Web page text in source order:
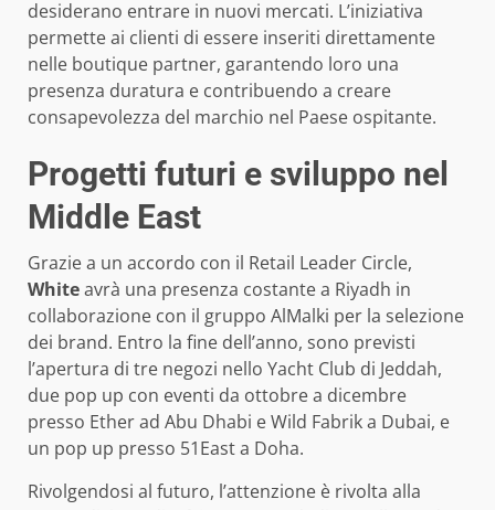
desiderano entrare in nuovi mercati. L’iniziativa
permette ai clienti di essere inseriti direttamente
nelle boutique partner, garantendo loro una
presenza duratura e contribuendo a creare
consapevolezza del marchio nel Paese ospitante.
Progetti futuri e sviluppo nel
Middle East
Grazie a un accordo con il Retail Leader Circle,
Whiteavrà una presenza costante a Riyadh in
collaborazione con il gruppo AlMalki per la selezione
dei brand. Entro la fine dell’anno, sono previsti
l’apertura di tre negozi nello Yacht Club di Jeddah,
due pop up con eventi da ottobre a dicembre
presso Ether ad Abu Dhabi e Wild Fabrik a Dubai, e
un pop up presso 51East a Doha.
Rivolgendosi al futuro, l’attenzione è rivolta alla